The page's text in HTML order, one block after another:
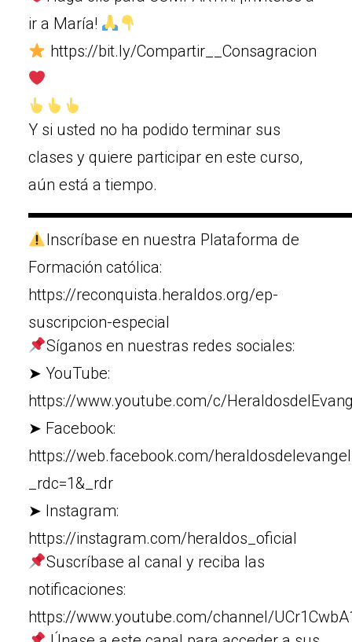
ir a María!
https://bit.ly/Compartir__Consagracion
Y si usted no ha podido terminar sus
clases y quiere participar en este curso,
aún está a tiempo.
Inscríbase en nuestra Plataforma de
Formación católica:
https://reconquista.heraldos.org/ep-
suscripcion-especial
Síganos en nuestras redes sociales:
➤ YouTube:
https://www.youtube.com/c/
➤ Facebook:
https://web.facebook.com/
_rdc=1&_rdr
➤ Instagram:
https://instagram.com/heraldos_oficial
Suscríbase al canal y reciba las
notificaciones:
https://www.youtube.com/channel/